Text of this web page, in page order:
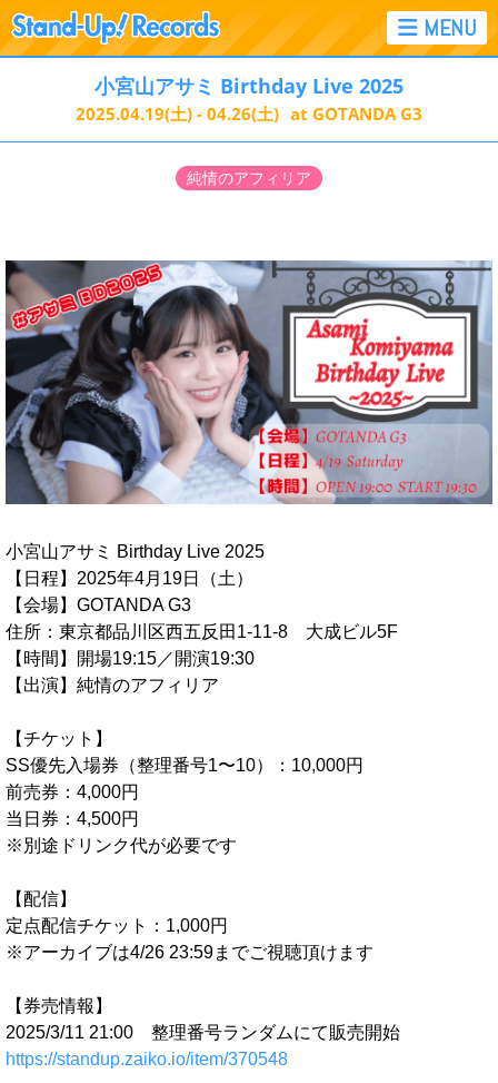
小宮山アサミ Birthday Live 2025
2025.04.19(土) - 04.26(土) at GOTANDA G3
純情のアフィリア
小宮山アサミ Birthday Live 2025
【日程】2025年4月19日（土）
【会場】GOTANDA G3
住所：東京都品川区西五反田1-11-8 大成ビル5F
【時間】開場19:15／開演19:30
【出演】純情のアフィリア
【チケット】
SS優先入場券（整理番号1〜10）：10,000円
前売券：4,000円
当日券：4,500円
※別途ドリンク代が必要です
【配信】
定点配信チケット：1,000円
※アーカイブは4/26 23:59までご視聴頂けます
【券売情報】
2025/3/11 21:00 整理番号ランダムにて販売開始
https://standup.zaiko.io/item/370548